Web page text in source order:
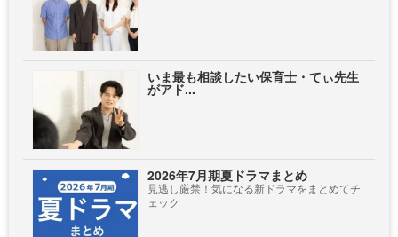
いま最も相談したい保育士・てぃ先生
がアド...
2026年7月期夏ドラマまとめ
見逃し厳禁！気になる新ドラマをまとめてチ
ェック